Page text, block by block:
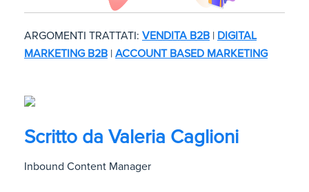
ARGOMENTI TRATTATI: VENDITA B2B | DIGITAL
MARKETING B2B | ACCOUNT BASED MARKETING
Scritto da Valeria Caglioni
Inbound Content Manager